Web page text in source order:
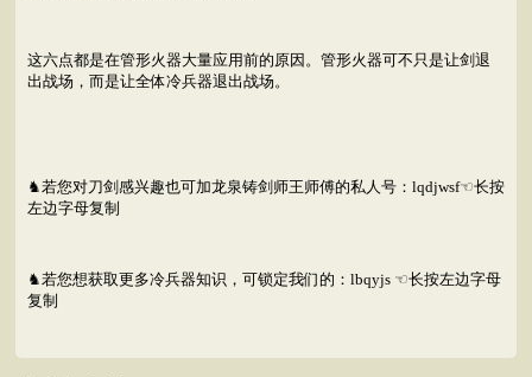
这六点都是在管形火器大量应用前的原因。管形火器可不只是让剑退
出战场，而是让全体冷兵器退出战场。
♞若您对刀剑感兴趣也可加龙泉铸剑师王师傅的私人号：lqdjwsf☜长按
左边字母复制
♞若您想获取更多冷兵器知识，可锁定我们的：lbqyjs ☜长按左边字母
复制